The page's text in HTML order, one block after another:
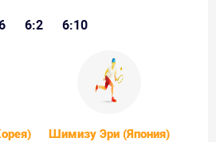
6:2 6:10
Шимизу Эри (Япония)